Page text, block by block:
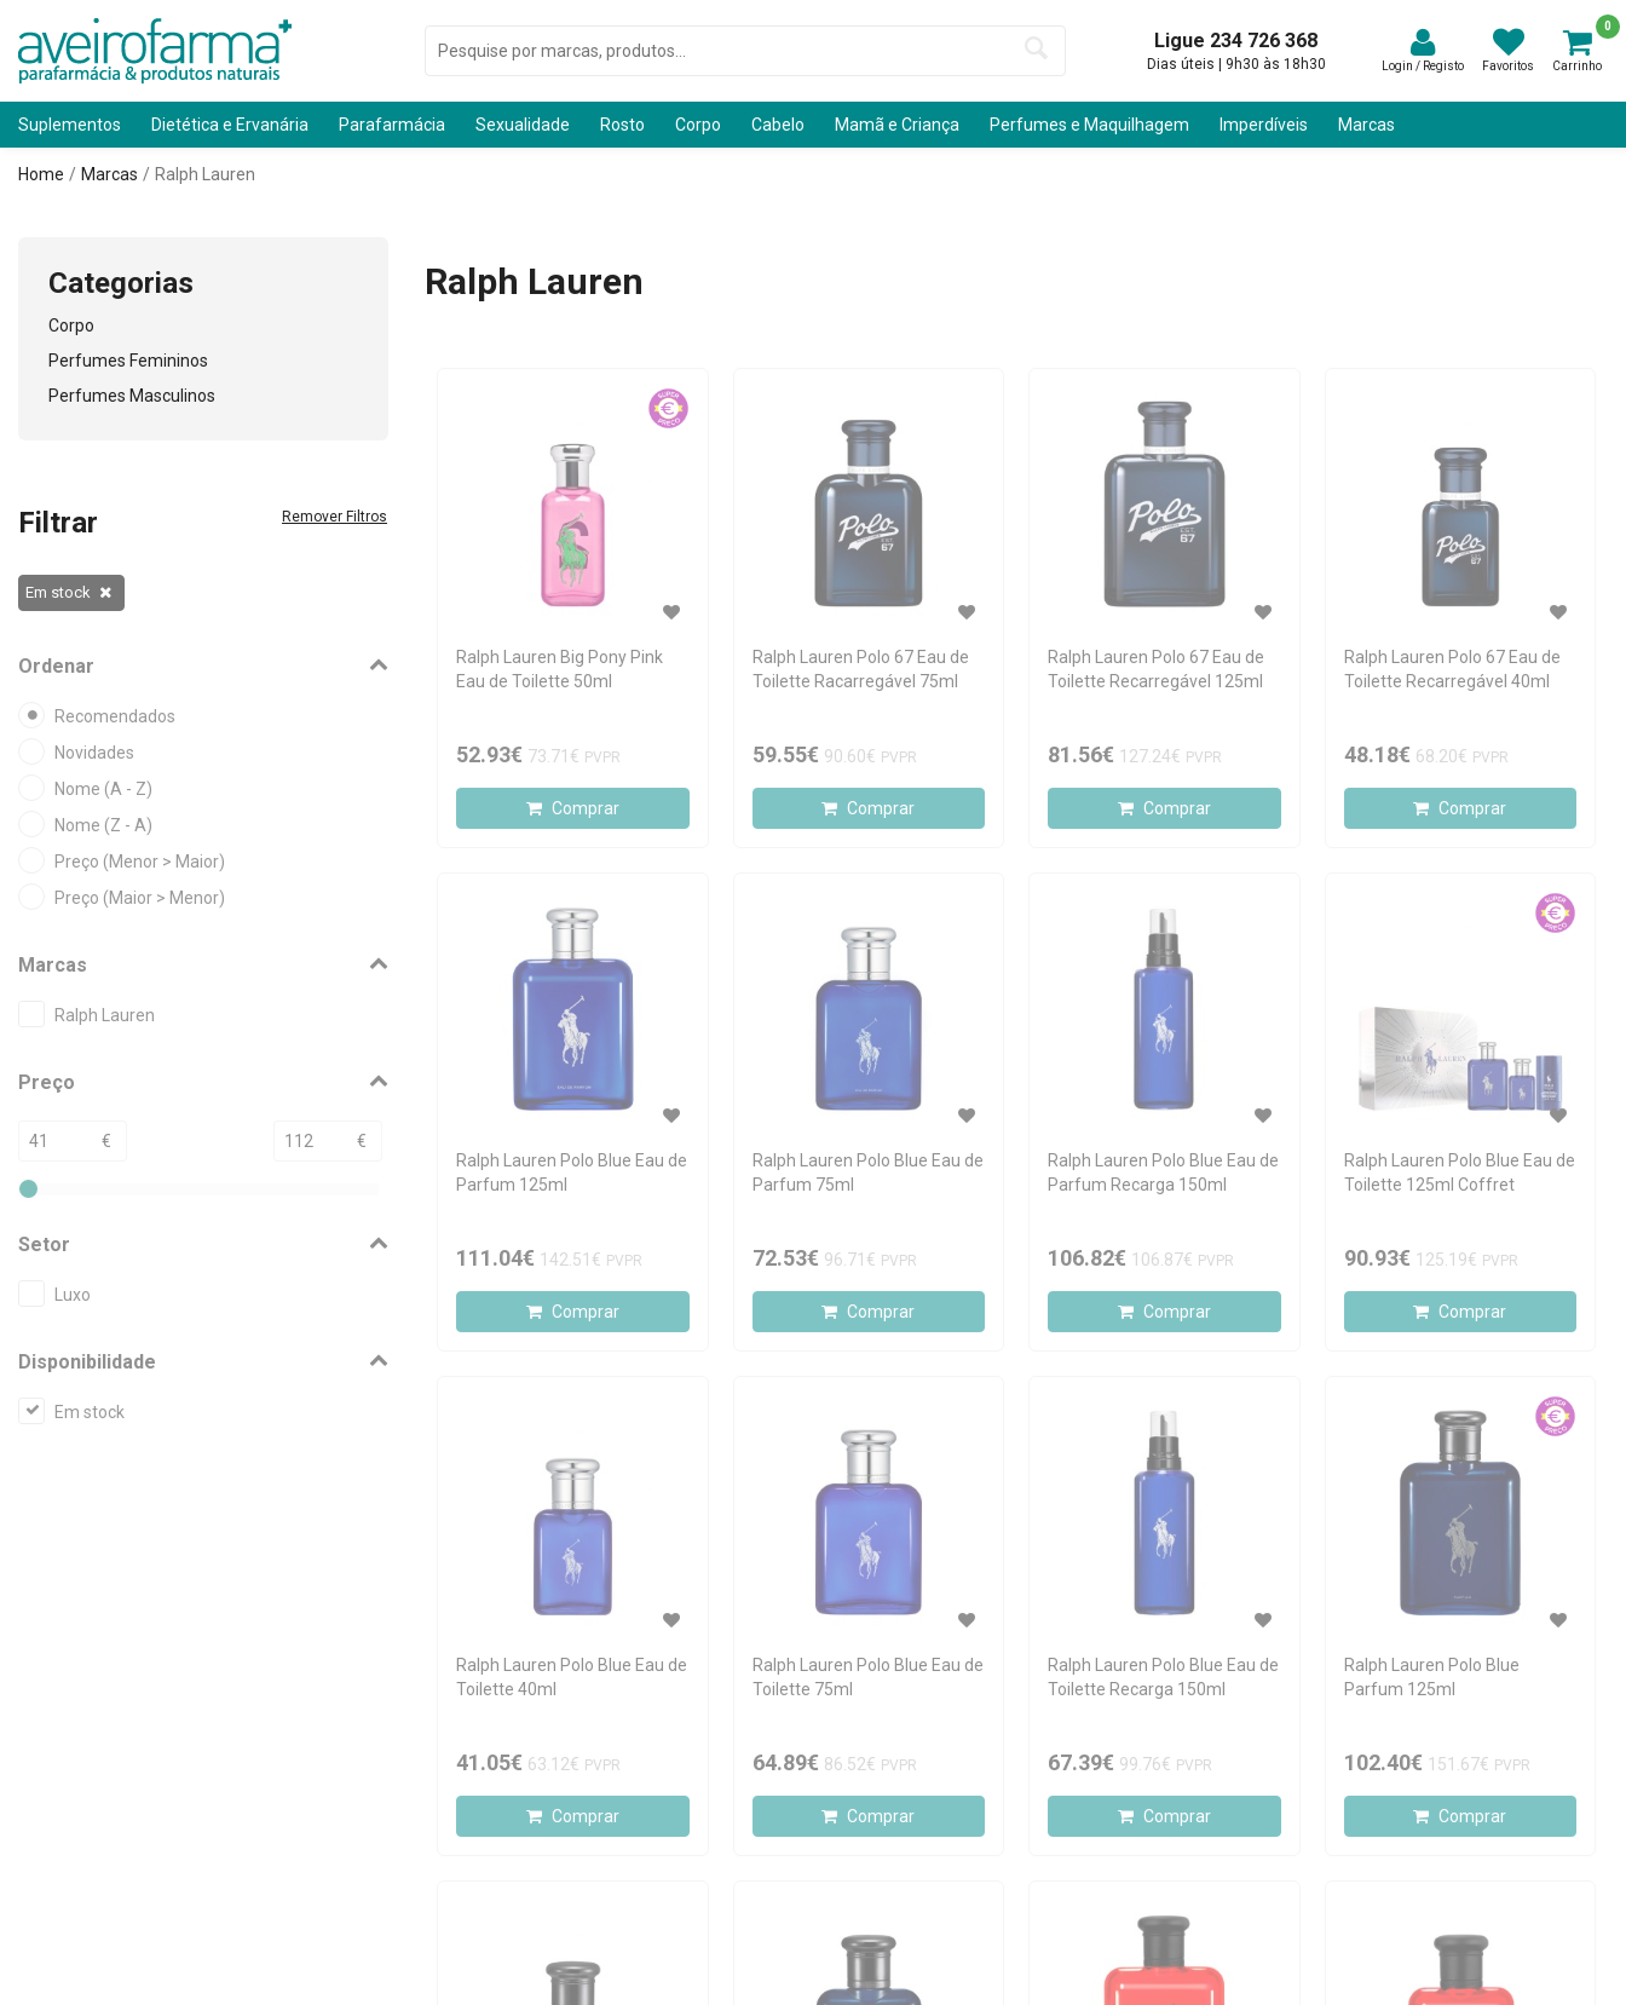
Ligue 234 726 368
Dias úteis | 9h30 às 18h30 Login / Registo Favoritos Carrinho
0
Suplementos Dietética e Ervanária Parafarmácia Sexualidade Rosto Corpo Cabelo Mamã e Criança Perfumes e Maquilhagem Imperdíveis Marcas
Home Marcas Ralph Lauren
Categorias
Corpo
Perfumes Femininos
Perfumes Masculinos
Filtrar Remover Filtros
Em stock
Ordenar
Recomendados
Novidades
Nome (A - Z)
Nome (Z - A)
Preço (Menor > Maior)
Preço (Maior > Menor)
Marcas
Ralph Lauren
Preço
€ €
Setor
Luxo
Disponibilidade
Em stock
Ralph Lauren
Ralph Lauren Big Pony Pink
Eau de Toilette 50ml
52.93€ 73.71€ PVPR
Comprar
Ralph Lauren Polo 67 Eau de
Toilette Racarregável 75ml
59.55€ 90.60€ PVPR
Comprar
Ralph Lauren Polo 67 Eau de
Toilette Recarregável 125ml
81.56€ 127.24€ PVPR
Comprar
Ralph Lauren Polo 67 Eau de
Toilette Recarregável 40ml
48.18€ 68.20€ PVPR
Comprar
Ralph Lauren Polo Blue Eau de
Parfum 125ml
111.04€ 142.51€ PVPR
Comprar
Ralph Lauren Polo Blue Eau de
Parfum 75ml
72.53€ 96.71€ PVPR
Comprar
Ralph Lauren Polo Blue Eau de
Parfum Recarga 150ml
106.82€ 106.87€ PVPR
Comprar
Ralph Lauren Polo Blue Eau de
Toilette 125ml Coffret
90.93€ 125.19€ PVPR
Comprar
Ralph Lauren Polo Blue Eau de
Toilette 40ml
41.05€ 63.12€ PVPR
Comprar
Ralph Lauren Polo Blue Eau de
Toilette 75ml
64.89€ 86.52€ PVPR
Comprar
Ralph Lauren Polo Blue Eau de
Toilette Recarga 150ml
67.39€ 99.76€ PVPR
Comprar
Ralph Lauren Polo Blue
Parfum 125ml
102.40€ 151.67€ PVPR
Comprar